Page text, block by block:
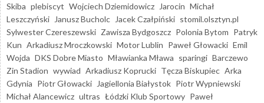
Skiba plebiscyt Wojciech Dziemidowicz Jarocin Michał
Leszczyński
Janusz Bucholc Jacek Czałpiński stomil.olsztyn.pl
Sylwester Czereszewski Zawisza Bydgoszcz Polonia Bytom Patryk
Kun Arkadiusz Mroczkowski Motor Lublin Paweł Głowacki Emil
Wojda DKS Dobre Miasto Mławianka Mława sparingi Barczewo
Zin Stadion wywiad Arkadiusz Koprucki Tęcza Biskupiec Arka
Gdynia Piotr Głowacki Jagiellonia Białystok Piotr Wypniewski
Michał Alancewicz ultras Łódzki Klub Sportowy Paweł